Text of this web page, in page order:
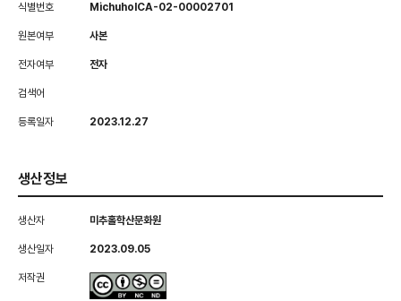
식별번호 MichuholCA-02-00002701
원본여부 사본
전자여부 전자
검색어
등록일자 2023.12.27
생산정보
생산자 미추홀학산문화원
생산일자 2023.09.05
저작권